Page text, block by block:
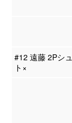
#12 遠藤 2Pシ
ト×